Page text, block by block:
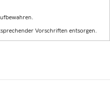
Vorschriften entsorgen.